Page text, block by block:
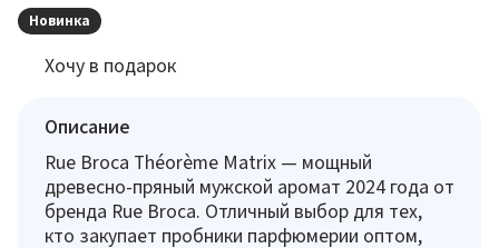
Новинка
Хочу в подарок
Описание
Rue Broca Théorème Matrix — мощный
древесно-пряный мужской аромат 2024 года от
бренда Rue Broca. Отличный выбор для тех,
кто закупает пробники парфюмерии оптом,